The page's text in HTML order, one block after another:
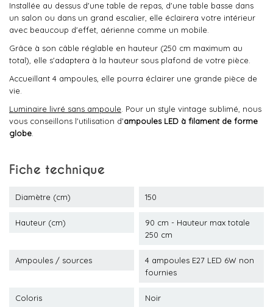
Installée au dessus d'une table de repas, d'une table basse dans
un salon ou dans un grand escalier, elle éclairera votre intérieur
avec beaucoup d'effet, aérienne comme un mobile.
Grâce à son câble réglable en hauteur (250 cm maximum au
total), elle s'adaptera à la hauteur sous plafond de votre pièce.
Accueillant 4 ampoules, elle pourra éclairer une grande pièce de
vie.
Luminaire livré sans ampoule . Pour un style vintage sublimé, nous
vous conseillons l'utilisation d'ampoules LED à filament de forme
globe
Fiche technique
Diamètre (cm) 150
Hauteur (cm)
90 cm - Hauteur max totale
250 cm
Ampoules / sources
4 ampoules E27 LED 6W non
fournies
Coloris Noir